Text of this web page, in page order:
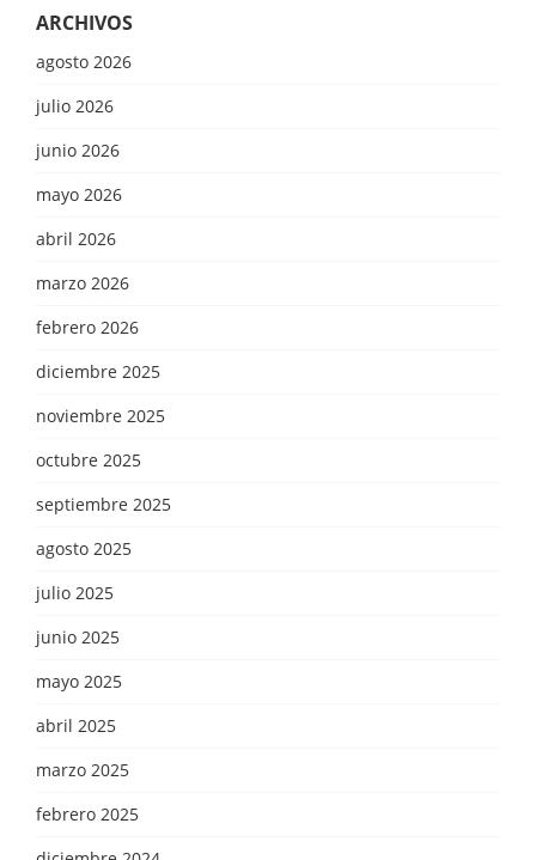
ARCHIVOS
agosto 2026
julio 2026
junio 2026
mayo 2026
abril 2026
marzo 2026
febrero 2026
diciembre 2025
noviembre 2025
octubre 2025
septiembre 2025
agosto 2025
julio 2025
junio 2025
mayo 2025
abril 2025
marzo 2025
febrero 2025